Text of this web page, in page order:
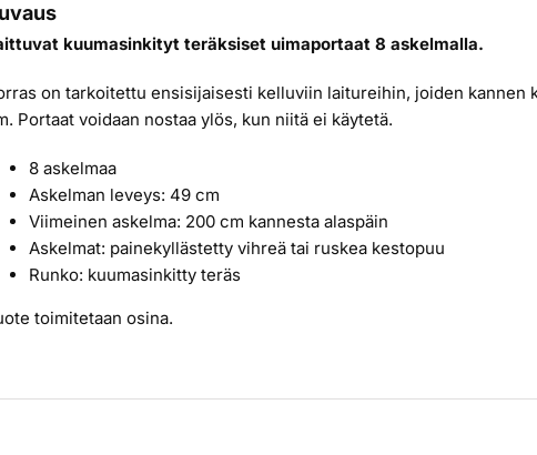
kuumasinkityt teräksiset uimaportaat 8 askelmalla.
on tarkoitettu ensisijaisesti kelluviin laitureihin, joiden kannen
Portaat voidaan nostaa ylös, kun niitä ei käytetä.
8 askelmaa
Askelman leveys: 49 cm
Viimeinen askelma: 200 cm kannesta alaspäin
Askelmat: painekyllästetty vihreä tai ruskea kestopuu
Runko: kuumasinkitty teräs
toimitetaan osina.